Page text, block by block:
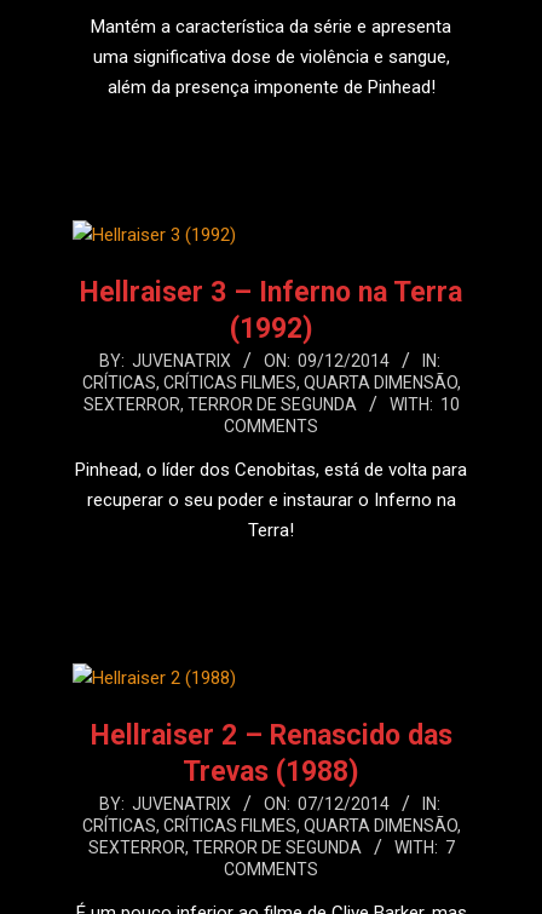
Mantém a característica da série e apresenta
uma significativa dose de violência e sangue,
além da presença imponente de Pinhead!
Hellraiser 3 – Inferno na Terra
(1992)
2014-
12-
BY: JUVENATRIX ON: 09/12/2014
IN:
CRÍTICAS, CRÍTICAS FILMES, QUARTA DIMENSÃO,
SEXTERROR, TERROR DE SEGUNDA WITH: 10
COMMENTS
Pinhead, o líder dos Cenobitas, está de volta para
recuperar o seu poder e instaurar o Inferno na
Terra!
Hellraiser 2 – Renascido das
Trevas (1988)
2014-
12-
BY: JUVENATRIX ON: 07/12/2014
IN:
CRÍTICAS, CRÍTICAS FILMES, QUARTA DIMENSÃO,
SEXTERROR, TERROR DE SEGUNDA WITH: 7
COMMENTS